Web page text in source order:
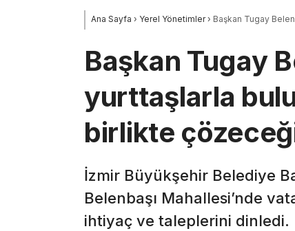
Ana Sayfa › Yerel Yönetimler› Başkan Tugay
Başkan Tugay
yurttaşlarla
birlikte
İzmir Büyükşehir Belediye
Belenbaşı Mahallesi’nde
ihtiyaç ve taleplerini dinledi.